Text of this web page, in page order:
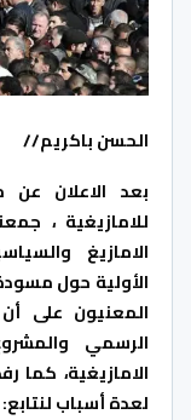
الحسن باكريم//
بعد الاعلان
للامازيغية ،
الامازيغ
الأولية حول
الامازيغية، كما
لعدة أسباب لنتابع: